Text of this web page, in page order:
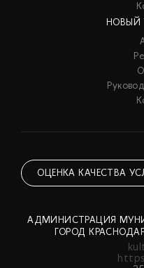
НОВЫЙ
ОЦЕНКА КАЧЕСТВА
АДМИНИСТРАЦИЯ
ГОРОД